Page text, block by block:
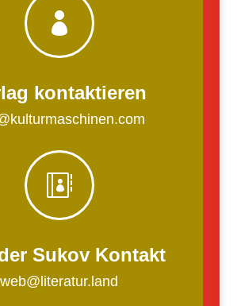

kontaktieren

Sukov Kontakt
web@literatur.land